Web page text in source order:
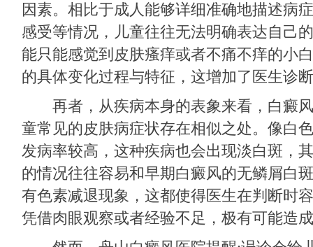
因素。相比于成人能够详细准确地描述病
感受等情况，儿童往往无法明确表达自己
能只能感觉到皮肤瘙痒或者不痛不痒的小
的具体变化过程与特征，这增加了医生诊
再者，从疾病本身的表象来看，白癜风
童常见的皮肤病症状存在相似之处。像白
发病率较高，这种疾病也会出现淡白斑，
的情况往往容易和早期白癜风的无鳞屑白
有色素减退现象，这都使得医生在判断时
凭借肉眼观察或者经验不足，极有可能造